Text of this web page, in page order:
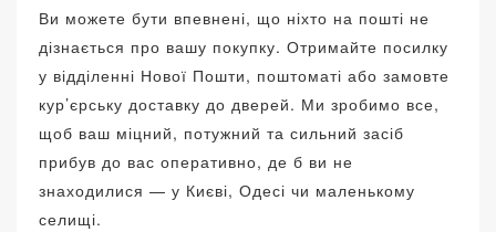
Ви можете бути впевнені, що ніхто на пошті не
дізнається про вашу покупку. Отримайте посилку
у відділенні Нової Пошти, поштоматі або замовте
кур’єрську доставку до дверей. Ми зробимо все,
щоб ваш міцний, потужний та сильний засіб
прибув до вас оперативно, де б ви не
знаходилися — у Києві, Одесі чи маленькому
селищі.